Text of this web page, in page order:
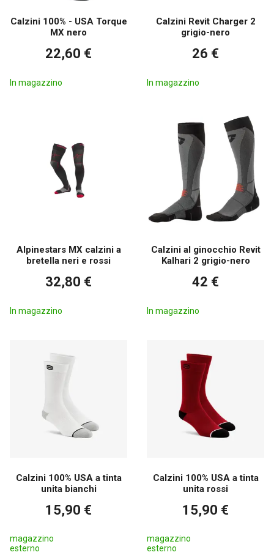
Calzini 100% - USA Torque
MX nero
22,60 €
In magazzino
Calzini Revit Charger 2
grigio-nero
26 €
In magazzino
Alpinestars MX calzini a
bretella neri e rossi
32,80 €
In magazzino
Calzini al ginocchio Revit
Kalhari 2 grigio-nero
42 €
In magazzino
Calzini 100% USA a tinta
unita bianchi
15,90 €
magazzino
esterno
Calzini 100% USA a tinta
unita rossi
15,90 €
magazzino
esterno